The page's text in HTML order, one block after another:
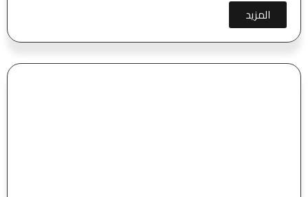
المزيد